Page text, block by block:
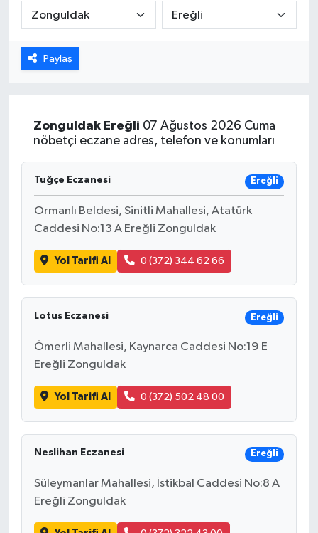
Paylaş
Zonguldak Ereğli 07 Ağustos 2026 Cuma
nöbetçi eczane adres, telefon ve konumları
Tuğçe Eczanesi Ereğli
Ormanlı Beldesi, Sinitli Mahallesi, Atatürk
Caddesi No:13 A Ereğli Zonguldak
Yol Tarifi Al 0 (372) 344 62 66
Lotus Eczanesi Ereğli
Ömerli Mahallesi, Kaynarca Caddesi No:19 E
Ereğli Zonguldak
Yol Tarifi Al 0 (372) 502 48 00
Neslihan Eczanesi Ereğli
Süleymanlar Mahallesi, İstikbal Caddesi No:8 A
Ereğli Zonguldak
Spor